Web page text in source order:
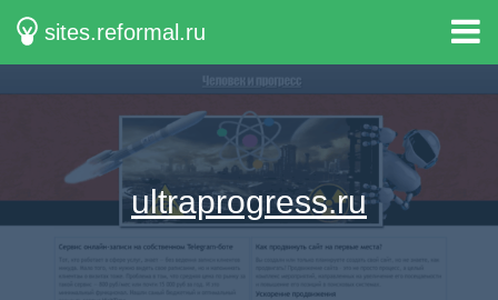
sites.reformal.ru
ultraprogress.ru